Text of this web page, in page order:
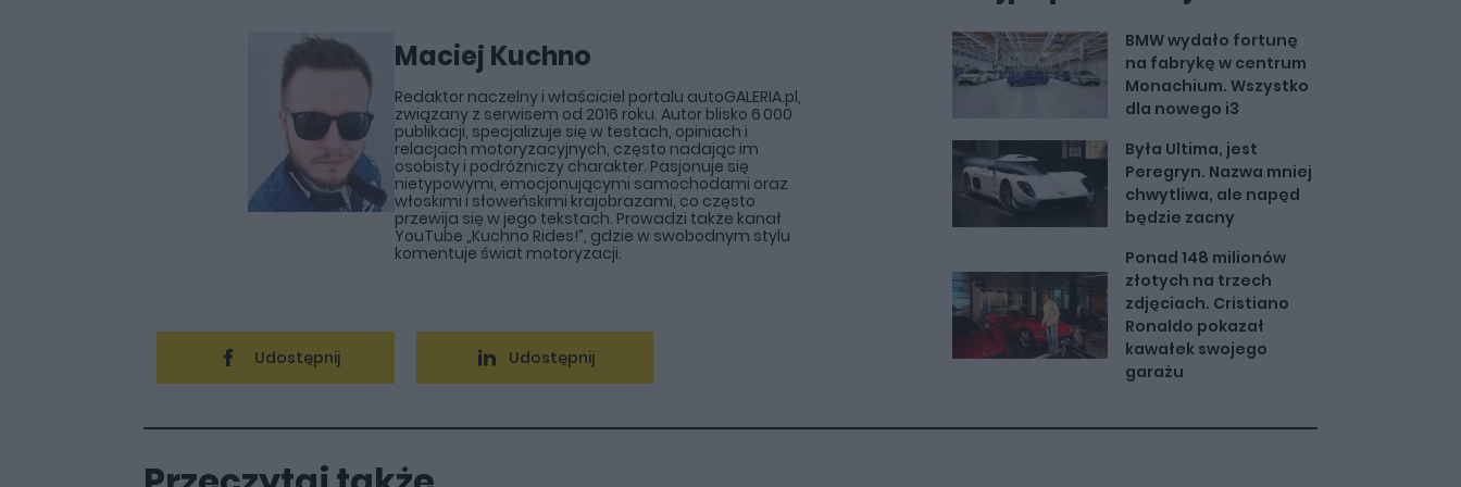
Maciej Kuchno
Redaktor naczelny i właściciel portalu autoGALERIA.pl,
związany z serwisem od 2016 roku. Autor blisko 6 000
publikacji, specjalizuje się w testach, opiniach i
relacjach motoryzacyjnych, często nadając im
osobisty i podróżniczy charakter. Pasjonuje się
nietypowymi, emocjonującymi samochodami oraz
włoskimi i słoweńskimi krajobrazami, co często
przewija się w jego tekstach. Prowadzi także kanał
YouTube „Kuchno Rides!”, gdzie w swobodnym stylu
komentuje świat motoryzacji.
Udostępnij Udostępnij
BMW wydało fortunę
na fabrykę w centrum
Monachium. Wszystko
dla nowego i3
Była Ultima, jest
Peregryn. Nazwa mniej
chwytliwa, ale napęd
będzie zacny
Ponad 148 milionów
złotych na trzech
zdjęciach. Cristiano
Ronaldo pokazał
kawałek swojego
garażu